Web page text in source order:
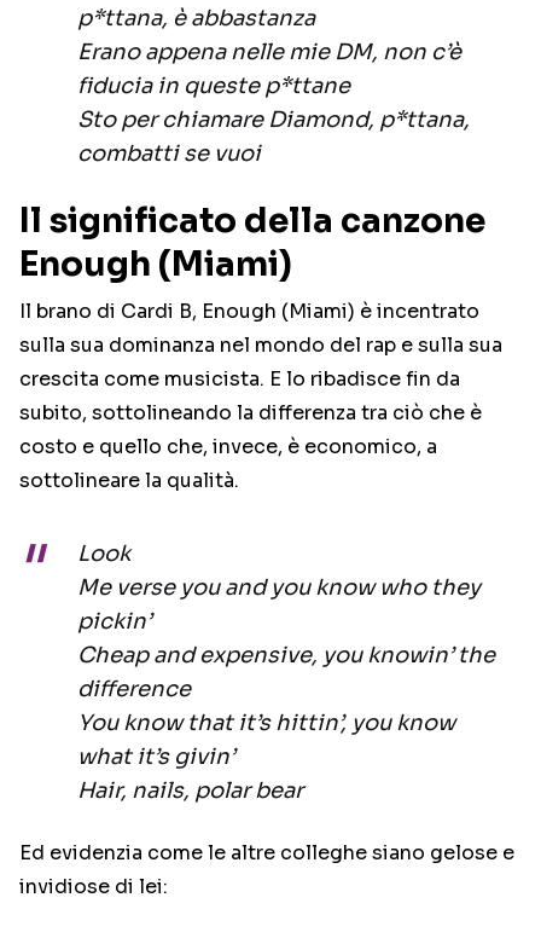
p*ttana, è abbastanza
Erano appena nelle mie DM, non c’è
fiducia in queste p*ttane
Sto per chiamare Diamond, p*ttana,
combatti se vuoi
Il significato della canzone
Enough (Miami)
Il brano di Cardi B, Enough (Miami) è incentrato
sulla sua dominanza nel mondo del rap e sulla sua
crescita come musicista. E lo ribadisce fin da
subito, sottolineando la differenza tra ciò che è
costo e quello che, invece, è economico, a
sottolineare la qualità.
Look
Me verse you and you know who they
pickin’
Cheap and expensive, you knowin’ the
difference
You know that it’s hittin’, you know
what it’s givin’
Hair, nails, polar bear
Ed evidenzia come le altre colleghe siano gelose e
invidiose di lei: